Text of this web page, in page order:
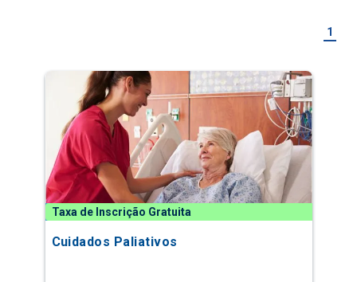
1
Taxa de Inscrição Gratuita
Cuidados Paliativos